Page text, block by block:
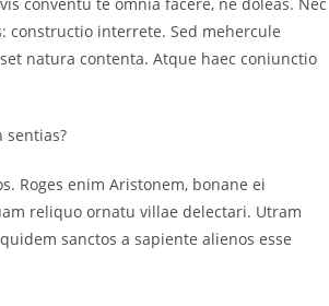
conventu te omnia facere, ne doleas. Nec
constructio interrete. Sed mehercule
natura contenta. Atque haec coniunctio
sentias?
Roges enim Aristonem, bonane ei
reliquo ornatu villae delectari. Utram
sanctos a sapiente alienos esse